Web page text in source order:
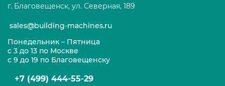
г. Благовещенск, ул. Северная, 189
sales@building-machines.ru
Понедельник – Пятница
с 3 до 13 по Москве
с 9 до 19 по Благовещенску
+7 (499) 444-55-29